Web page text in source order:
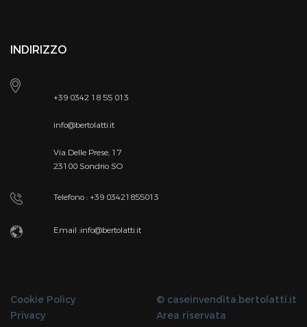
INDIRIZZO
+39 0342 18 55 013
info@bertolatti.it
Via Delle Prese, 17
23100 Sondrio SO
Telefono : +39 03421855013
Email :info@bertolatti.it
Cookie Policy
Privacy
© caseinvendita.bertolatti.it
Area riservata